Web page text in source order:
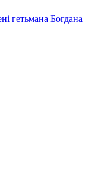
гетьмана Богдана